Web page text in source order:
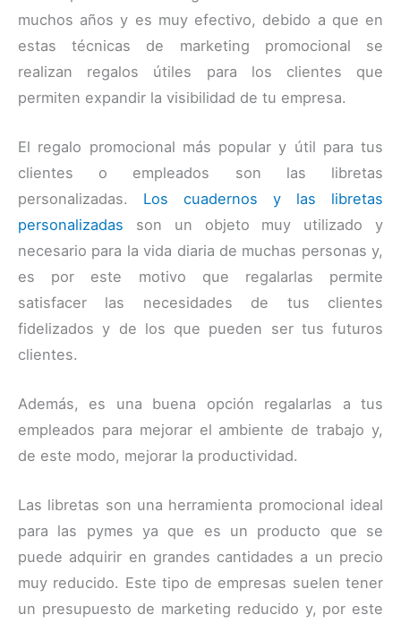
muchos años y es muy efectivo, debido a que en
estas técnicas de marketing promocional se
realizan regalos útiles para los clientes que
permiten expandir la visibilidad de tu empresa.
El regalo promocional más popular y útil para tus
clientes o empleados son las libretas
personalizadas. Los cuadernos y las libretas
personalizadas son un objeto muy utilizado y
necesario para la vida diaria de muchas personas y,
es por este motivo que regalarlas permite
satisfacer las necesidades de tus clientes
fidelizados y de los que pueden ser tus futuros
clientes.
Además, es una buena opción regalarlas a tus
empleados para mejorar el ambiente de trabajo y,
de este modo, mejorar la productividad.
Las libretas son una herramienta promocional ideal
para las pymes ya que es un producto que se
puede adquirir en grandes cantidades a un precio
muy reducido. Este tipo de empresas suelen tener
un presupuesto de marketing reducido y, por este